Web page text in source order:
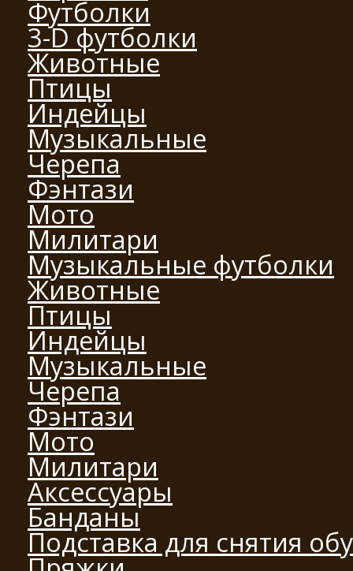
Футболки
3-D футболки
Животные
Птицы
Индейцы
Музыкальные
Черепа
Фэнтази
Мото
Милитари
Музыкальные футболки
Животные
Птицы
Индейцы
Музыкальные
Черепа
Фэнтази
Мото
Милитари
Аксессуары
Банданы
Подставка для снятия